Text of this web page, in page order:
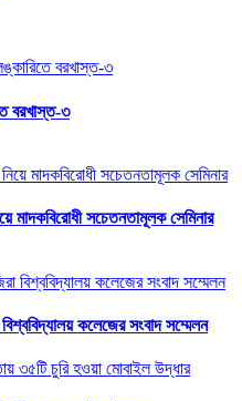
বরখাস্ত-৩
মাদকবিরোধী সচেতনতামূলক সেমিনার
কলেজের সংবাদ সম্মেলন